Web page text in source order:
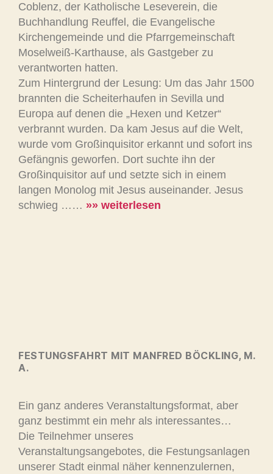
Coblenz, der Katholische Leseverein, die
Buchhandlung Reuffel, die Evangelische
Kirchengemeinde und die Pfarrgemeinschaft
Moselweiß-Karthause, als Gastgeber zu
verantworten hatten.
Zum Hintergrund der Lesung: Um das Jahr 1500
brannten die Scheiterhaufen in Sevilla und
Europa auf denen die „Hexen und Ketzer“
verbrannt wurden. Da kam Jesus auf die Welt,
wurde vom Großinquisitor erkannt und sofort ins
Gefängnis geworfen. Dort suchte ihn der
Großinquisitor auf und setzte sich in einem
langen Monolog mit Jesus auseinander. Jesus
schwieg …… »» weiterlesen
FESTUNGSFAHRT MIT MANFRED BÖCKLING, M.
A.
Ein ganz anderes Veranstaltungsformat, aber
ganz bestimmt ein mehr als interessantes…
Die Teilnehmer unseres
Veranstaltungsangebotes, die Festungsanlagen
unserer Stadt einmal näher kennenzulernen,